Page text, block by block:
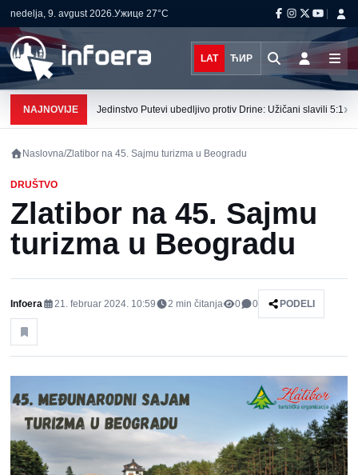
nedelja, 9. avgust 2026.Ужице 27°C
LAT ЋИР
NAJNOVIJE Jedinstvo Putevi ubedljivo protiv Drine: Užičani slavili 5:1›
Naslovna/Zlatibor na 45. Sajmu turizma u Beogradu
DRUŠTVO
Zlatibor na 45. Sajmu
turizma u Beogradu
Infoera 21. februar 2024. 10:59 2 min čitanja 0 0 PODELI